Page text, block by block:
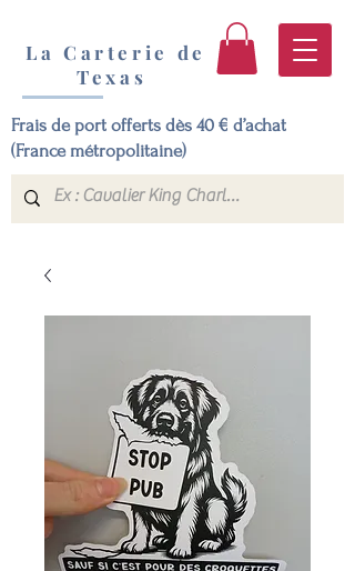
La Carterie de
Texas
Frais de port offerts dès 40 € d’achat
(France métropolitaine)